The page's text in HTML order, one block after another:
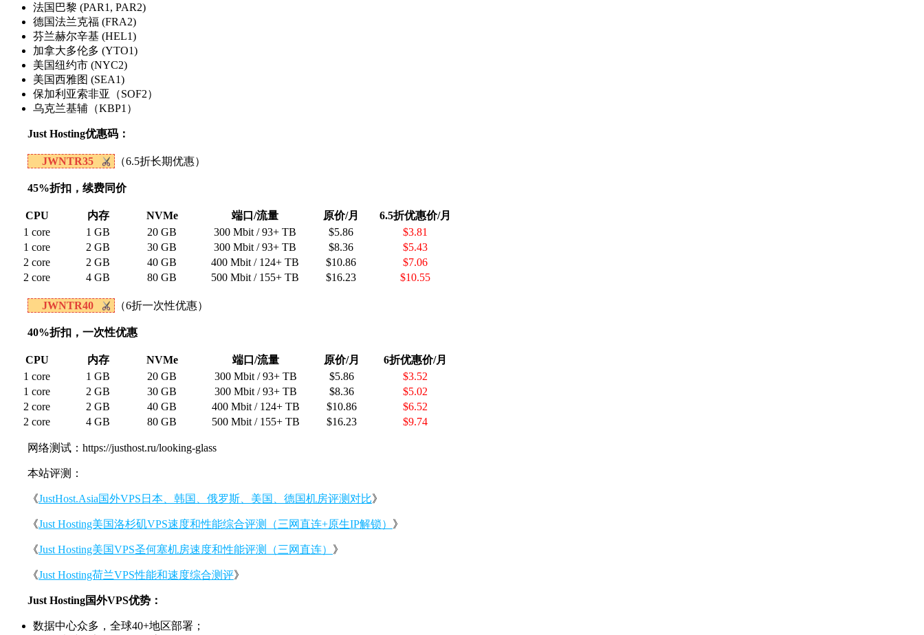
法国巴黎 (PAR1, PAR2)
德国法兰克福 (FRA2)
芬兰赫尔辛基 (HEL1)
加拿大多伦多 (YTO1)
美国纽约市 (NYC2)
美国西雅图 (SEA1)
保加利亚索非亚（SOF2）
乌克兰基辅（KBP1）
Just Hosting优惠码：
JWNTR35 （6.5折长期优惠）
45%折扣，续费同价
CPU 内存 NVMe 端口/流量 原价/月
6.5折优惠价/月
1 core
1 GB 20 GB 300 Mbit / 93+ TB $5.86
$3.81
1 core
2 GB 30 GB 300 Mbit / 93+ TB $8.36
$5.43
2 core
2 GB 40 GB 400 Mbit / 124+ TB $10.86
$7.06
2 core
4 GB 80 GB 500 Mbit / 155+ TB $16.23 $10.55
JWNTR40 （6折一次性优惠）
40%折扣，一次性优惠
CPU 内存 NVMe 端口/流量 原价/月
6折优惠价/月
1 core
1 GB 20 GB 300 Mbit / 93+ TB $5.86
$3.52
1 core
2 GB 30 GB 300 Mbit / 93+ TB $8.36
$5.02
2 core
2 GB 40 GB 400 Mbit / 124+ TB $10.86
$6.52
2 core
4 GB 80 GB 500 Mbit / 155+ TB $16.23 $9.74
网络测试：https://justhost.ru/looking-glass
本站评测：
《JustHost.Asia国外VPS日本、韩国、俄罗斯、美国、德国机房评测对比》
《Just Hosting美国洛杉矶VPS速度和性能综合评测（三网直连+原生IP解锁） 》
《Just Hosting美国VPS圣何塞机房速度和性能评测（三网直连） 》
《Just Hosting荷兰VPS性能和速度综合测评》
Just Hosting国外VPS优势：
数据中心众多，全球40+地区部署；